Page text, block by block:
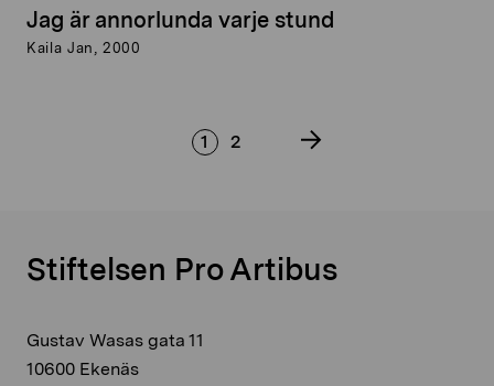
Jag är annorlunda varje stund
Kaila Jan, 2000
1 2
Stiftelsen Pro Artibus
Gustav Wasas gata 11
10600 Ekenäs